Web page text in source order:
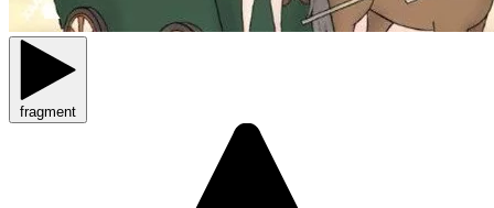
fragment